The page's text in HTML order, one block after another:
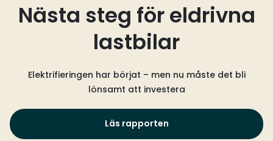
Nästa steg för eldrivna
lastbilar
Elektrifieringen har börjat – men nu måste det bli
lönsamt att investera
Läs rapporten